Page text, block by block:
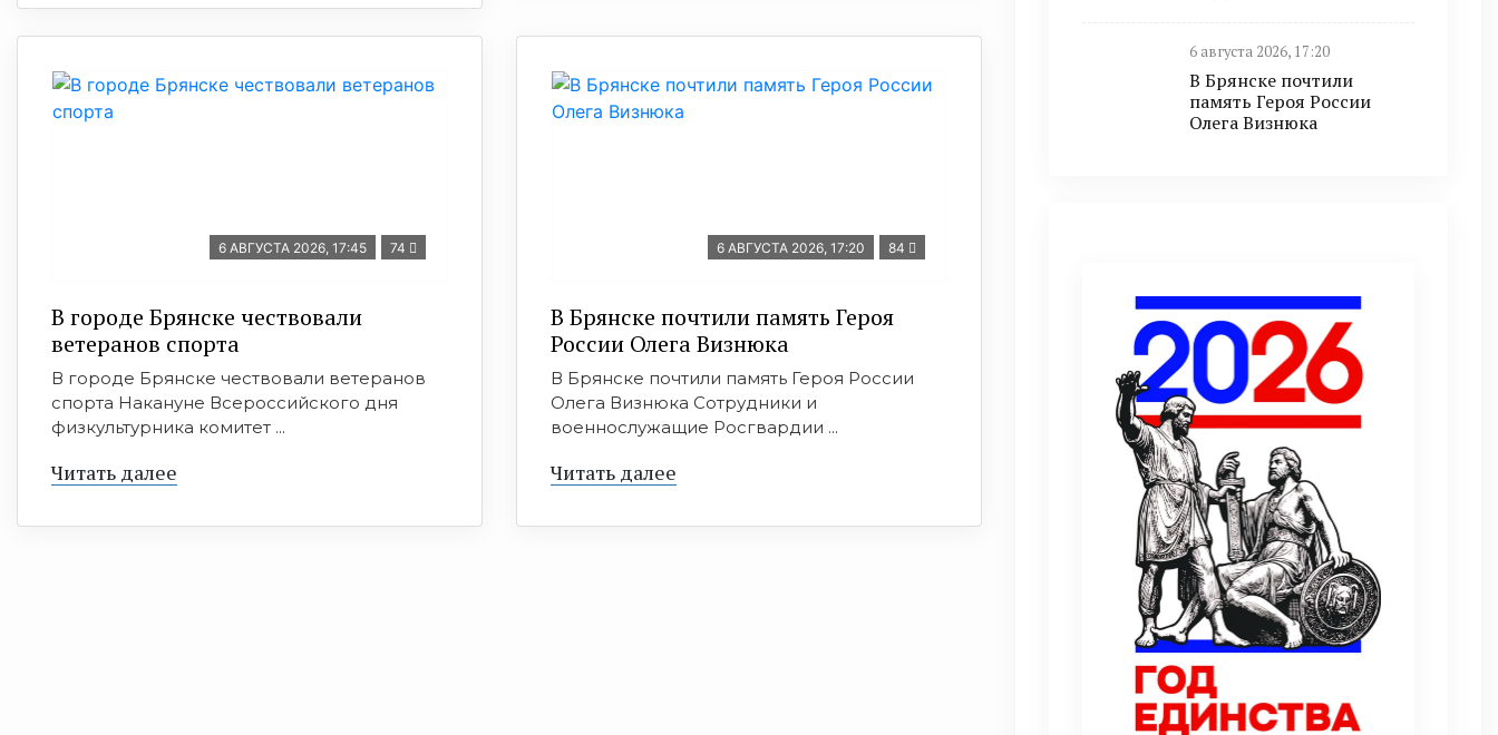
6 АВГУСТА 2026, 17:45 74
В городе Брянске чествовали
ветеранов спорта
В городе Брянске чествовали ветеранов
спорта Накануне Всероссийского дня
физкультурника комитет ...
Читать далее
6 АВГУСТА 2026, 17:20 84
В Брянске почтили память Героя
России Олега Визнюка
В Брянске почтили память Героя России
Олега Визнюка Сотрудники и
военнослужащие Росгвардии ...
Читать далее
6 августа 2026, 17:20
В Брянске почтили
память Героя России
Олега Визнюка